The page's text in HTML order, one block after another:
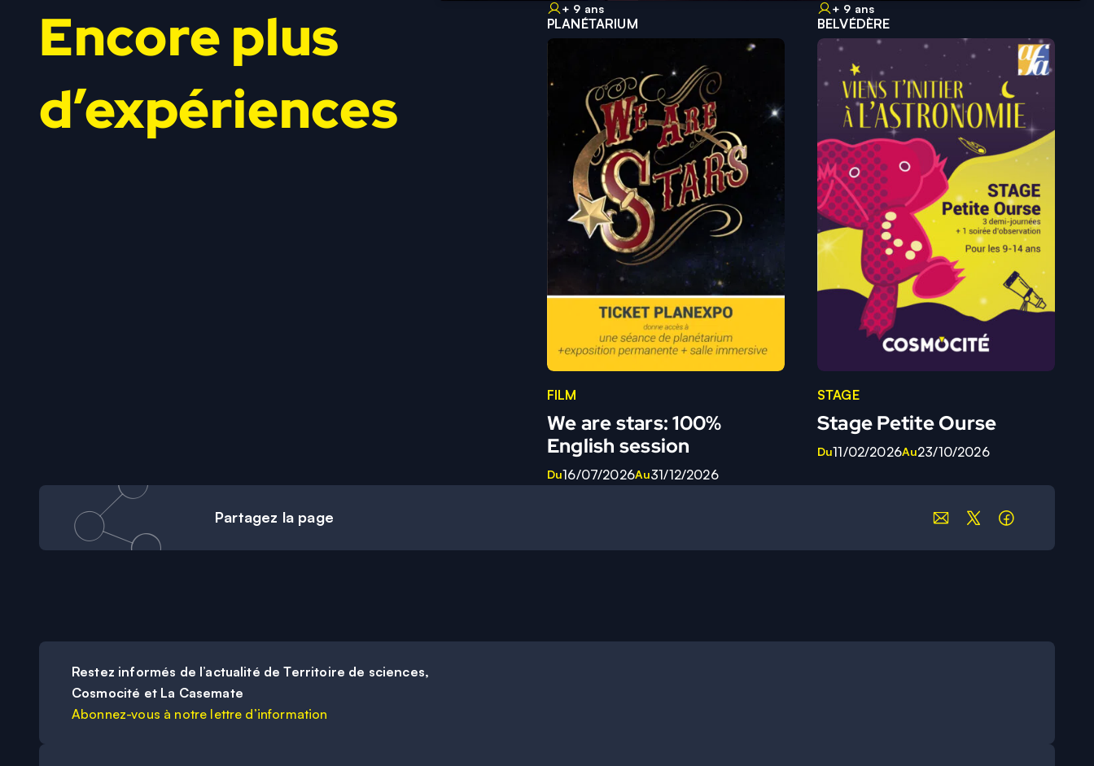
Encore plus
d’expériences
+ 9 ans
PLANÉTARIUM
FILM
We are stars: 100%
English session
Du16/07/2026Au31/12/2026
+ 9 ans
BELVÉDÈRE
STAGE
Stage Petite Ourse
Du11/02/2026Au23/10/2026
Partagez la page
Restez informés de l’actualité de Territoire de sciences,
Cosmocité et La Casemate
Abonnez-vous à notre lettre d’information